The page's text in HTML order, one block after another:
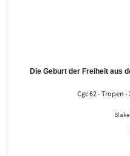
Die Geburt der Freiheit aus
Cgc 62 - Tropen -